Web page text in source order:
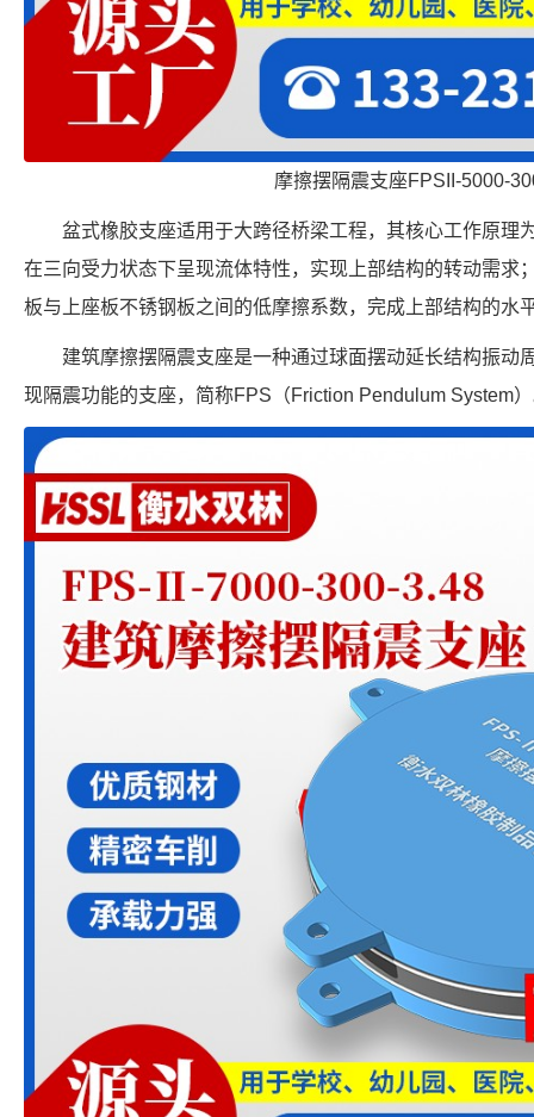
摩擦摆隔震支座FPSII-5000-
盆式橡胶支座适用于大跨径桥梁工程，其核心工作原理
在三向受力状态下呈现流体特性，实现上部结构的转动需求
板与上座板不锈钢板之间的低摩擦系数，完成上部结构的水
建筑摩擦摆隔震支座是一种通过球面摆动延长结构振动
现隔震功能的支座，简称FPS（Friction Pendulum System